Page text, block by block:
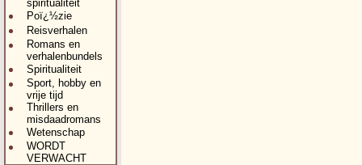
spiritualiteit
Poï¿½zie
Reisverhalen
Romans en
verhalenbundels
Spiritualiteit
Sport, hobby en
vrije tijd
Thrillers en
misdaadromans
Wetenschap
WORDT
VERWACHT